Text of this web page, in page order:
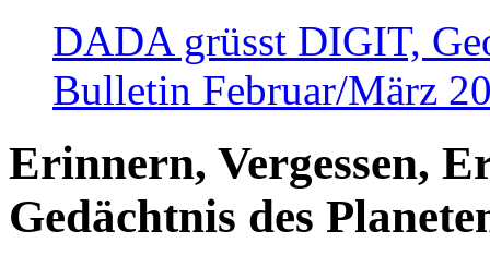
DADA grüsst DIGIT,
Bulletin Februar/März
Erinnern, Vergessen,
Gedächtnis des